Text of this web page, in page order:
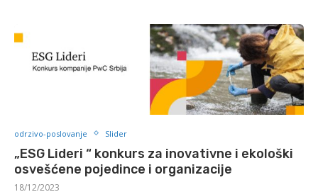
odrzivo-poslovanje Slider
„ESG Lideri “ konkurs za inovativne i ekološki
osvešćene pojedince i organizacije
18/12/2023